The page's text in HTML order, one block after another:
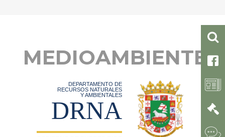
MEDIOAMBIENTE
DEPARTAMENTO DE
RECURSOS NATURALES
Y AMBIENTALES
DRNA